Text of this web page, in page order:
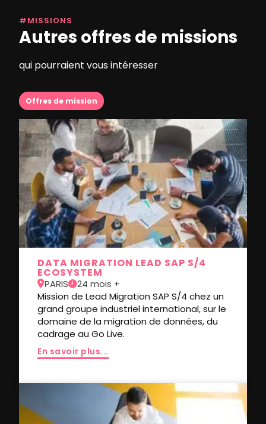
#MISSIONS
Autres offres de missions
qui pourraient vous intéresser
Offres de mission
DATA MIGRATION LEAD SAP S/4
ECOSYSTEM
PARIS
24 mois +
Mission de Lead Migration SAP S/4 chez un
grand groupe industriel international, sur le
domaine de la migration de données, du
cadrage au Go Live.
En savoir plus...